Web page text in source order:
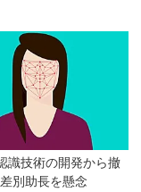
識技術の開発から撤
別助長を懸念